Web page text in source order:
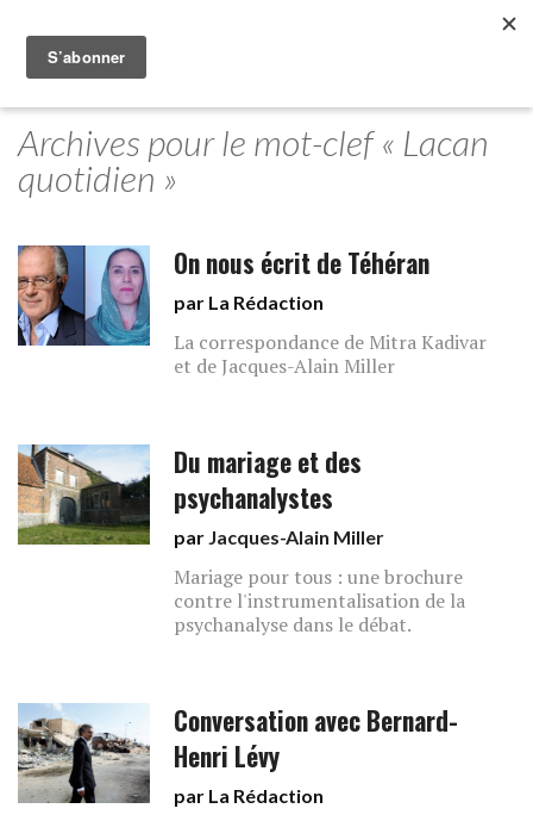
Archives pour le mot-clef « Lacan
quotidien »
On nous écrit de Téhéran
par La Rédaction
La correspondance de Mitra Kadivar
et de Jacques-Alain Miller
Du mariage et des
psychanalystes
par Jacques-Alain Miller
Mariage pour tous : une brochure
contre l'instrumentalisation de la
psychanalyse dans le débat.
Conversation avec Bernard-
Henri Lévy
par La Rédaction